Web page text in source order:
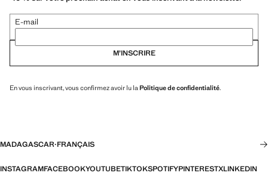
E-mail
M’INSCRIRE
En vous inscrivant, vous confirmez avoir lu la Politique de confidentialité.
MADAGASCAR·FRANÇAIS
INSTAGRAMFACEBOOKYOUTUBETIKTOKSPOTIFYPINTERESTXLINKEDIN